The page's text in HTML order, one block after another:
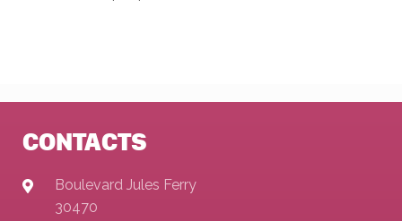
CONTACTS
Boulevard Jules Ferry
30470